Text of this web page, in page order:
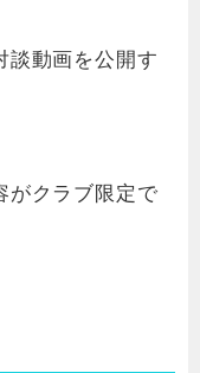
談動画を公開す
がクラブ限定で